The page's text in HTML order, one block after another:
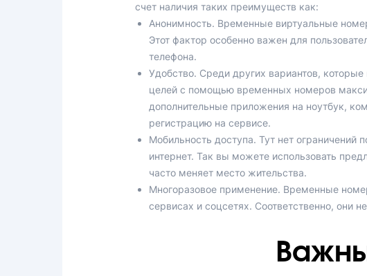
счет наличия таких преимуществ как:
Анонимность. Временные виртуальные
Этот фактор особенно важен для
телефона.
Удобство. Среди других вариантов,
целей с помощью временных номеров
дополнительные приложения на ноутбук,
регистрацию на сервисе.
Мобильность доступа. Тут нет
интернет. Так вы можете использовать
часто меняет место жительства.
Многоразовое применение. Временные
сервисах и соцсетях. Соответственно, они